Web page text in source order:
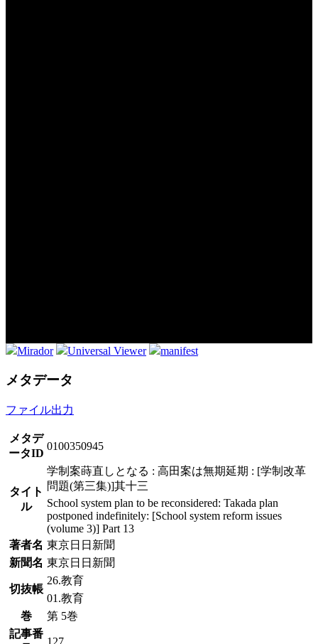
Mirador Universal Viewer manifest
メタデータ
ファイル出力
メタデ
ータID
0100350945
タイト
ル
学制案蒔直しとなる : 高田案は無期延期 : [学制改革
問題(第三集)]其十三
School system plan to be reconsidered: Takada plan
postponed indefinitely: [School system reform issues
(volume 3)] Part 13
著者名 東京日日新聞
新聞名 東京日日新聞
切抜帳
26.教育
01.教育
巻
第 5巻
記事番
127